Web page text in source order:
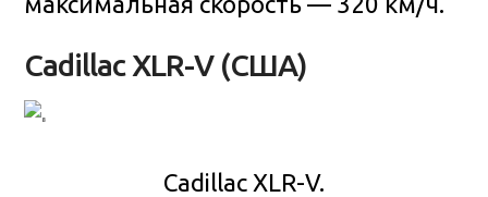
Cadillac XLR-V (США)
Cadillac XLR-V.